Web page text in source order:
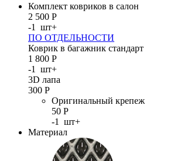
Комплект ковриков в салон
2 500 Р
-1 шт+
ПО ОТДЕЛЬНОСТИ
Коврик в багажник стандарт
1 800 Р
-1 шт+
3D лапа
300 Р
Оригинальный крепеж
50 Р
-1 шт+
Материал